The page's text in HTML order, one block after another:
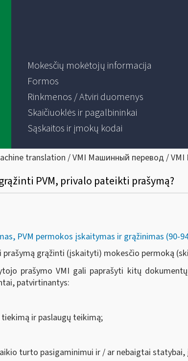
Mokesčių mokėtojų informacija
Formos
Rinkmenos / Atviri duomenys
Skaičiuoklės ir pagalbininkai
Sąskaitos ir įmokų kodai
translation / VMI Машинный перевод /
PVM, privalo pateikti prašymą?
PVM permokos įskaitymas ir grąžinimas (90-
grąžinti (įskaityti) mokesčio permoką
prašymo VMI gali paprašyti kitų
patvirtinantys:
ir paslaugų teikimą;
turto pasigaminimui ir / ar nebaigtai